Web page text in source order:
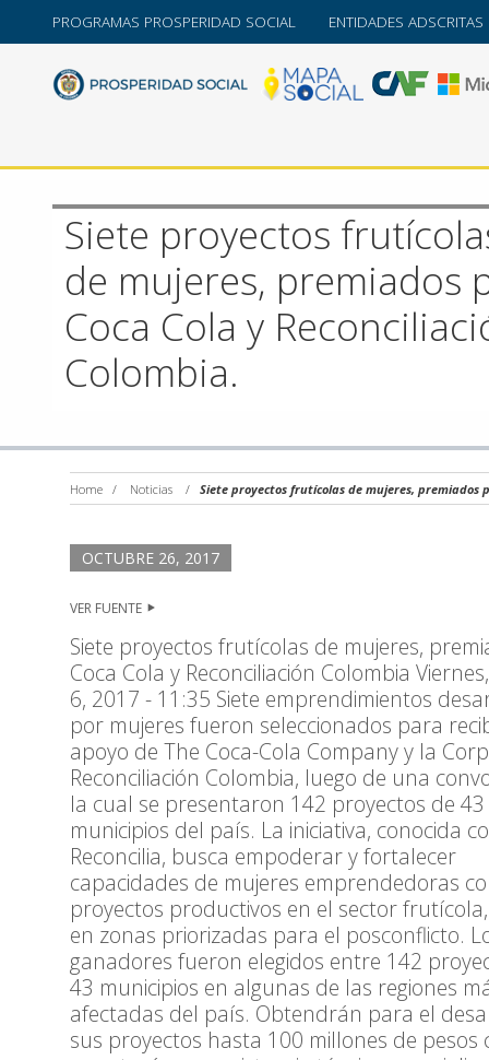
PROGRAMAS PROSPERIDAD SOCIAL ENTIDADES ADSCRITAS
Siete proyectos
de mujeres, premiados
Coca Cola y
Colombia.
Home / Noticias / Siete proyectos frutícolas de mujeres, premiados
OCTUBRE 26, 2017
VER FUENTE
Siete proyectos frutícolas de mujeres,
Coca Cola y Reconciliación Colombia
6, 2017 - 11:35 Siete emprendimientos
por mujeres fueron seleccionados para
apoyo de The Coca-Cola Company y la
Reconciliación Colombia, luego de una
la cual se presentaron 142 proyectos de 43
municipios del país. La iniciativa, conocida
Reconcilia, busca empoderar y fortalecer
capacidades de mujeres emprendedoras
proyectos productivos en el sector
en zonas priorizadas para el posconflicto.
ganadores fueron elegidos entre 142
43 municipios en algunas de las regiones
afectadas del país. Obtendrán para el
sus proyectos hasta 100 millones de pesos